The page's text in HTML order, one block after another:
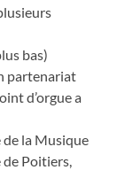
bas)
partenariat
d’orgue a
de la Musique
de Poitiers,